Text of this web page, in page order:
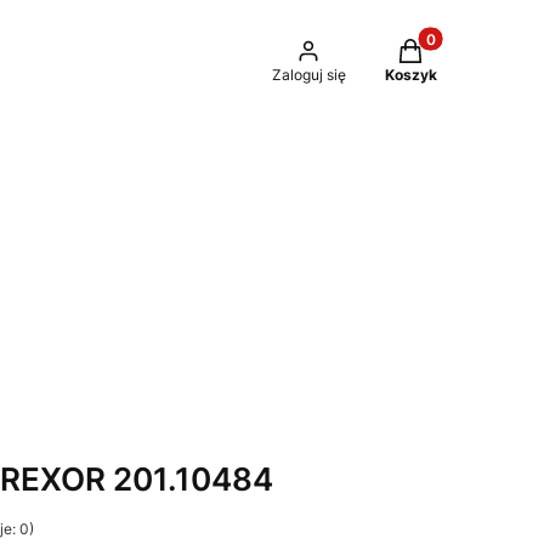
Zaloguj się
Produkty w
Koszyk
201.10484
0)